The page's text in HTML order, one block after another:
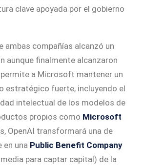
clave apoyada por el gobierno
ambas compañías alcanzó un
aunque finalmente alcanzaron
a Microsoft mantener un
estratégico fuerte, incluyendo el
intelectual de los modelos de
propios como Microsoft
OpenAI transformará una de
en una Public Benefit Company
para captar capital) de la